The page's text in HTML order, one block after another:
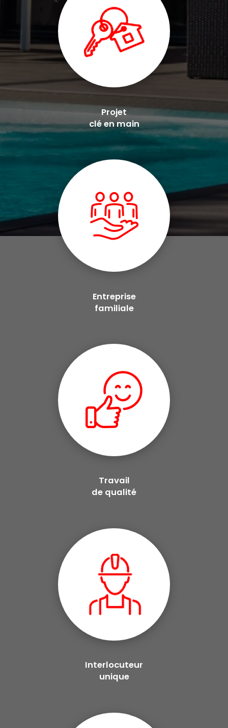
Projet
clé en main
Entreprise
familiale
Travail
de qualité
Interlocuteur
unique